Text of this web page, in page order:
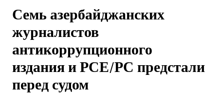
Семь азербайджанских
журналистов
антикоррупционного
издания и РСЕ/РС предстали
перед судом